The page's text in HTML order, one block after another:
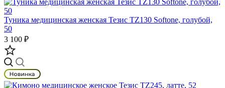
Туника медицинская женская Тезис TZ130 Softone, голубой,
50
3 100 ₽